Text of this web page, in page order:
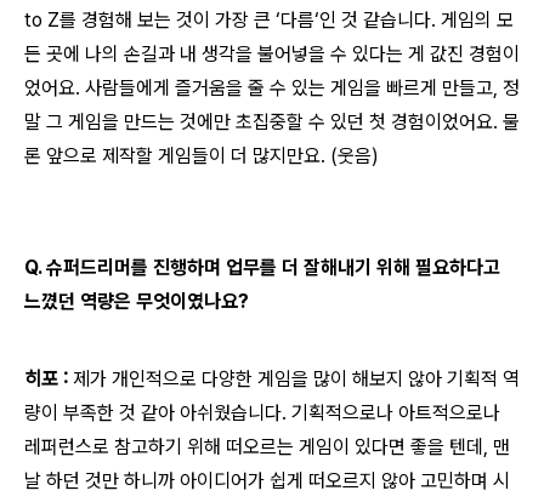
to Z를 경험해 보는 것이 가장 큰 ‘다름‘인 것 같습니다. 게임의 모
든 곳에 나의 손길과 내 생각을 불어넣을 수 있다는 게 값진 경험이
었어요. 사람들에게 즐거움을 줄 수 있는 게임을 빠르게 만들고, 정
말 그 게임을 만드는 것에만 초집중할 수 있던 첫 경험이었어요. 물
론 앞으로 제작할 게임들이 더 많지만요. (웃음)
Q. 슈퍼드리머를 진행하며 업무를 더 잘해내기 위해 필요하다고
느꼈던 역량은 무엇이였나요?
히포 : 제가 개인적으로 다양한 게임을 많이 해보지 않아 기획적 역
량이 부족한 것 같아 아쉬웠습니다. 기획적으로나 아트적으로나
레퍼런스로 참고하기 위해 떠오르는 게임이 있다면 좋을 텐데, 맨
날 하던 것만 하니까 아이디어가 쉽게 떠오르지 않아 고민하며 시